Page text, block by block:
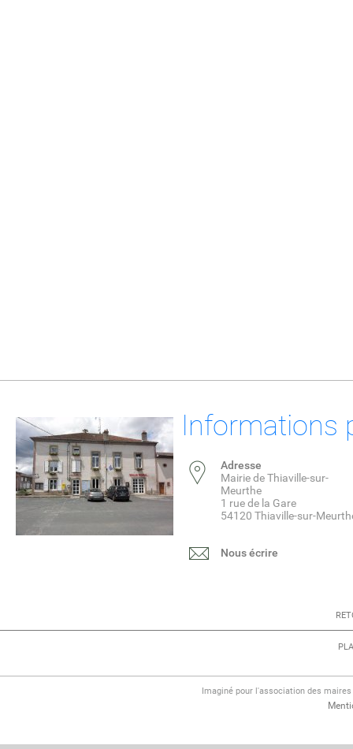
Informations
Adresse
Mairie de Thiaville-sur-
Meurthe
1 rue de la Gare
54120 Thiaville-sur-
Nous écrire
Imaginé pour l'association des